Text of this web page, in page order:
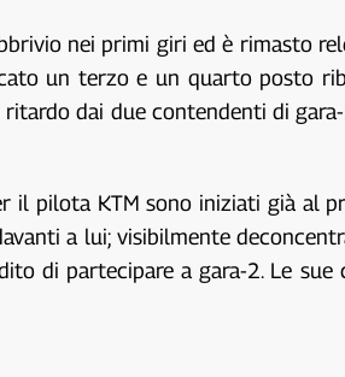
nei primi giri ed è rimasto
un terzo e un quarto posto
dai due contendenti di
il pilota KTM sono iniziati già al
a lui; visibilmente
di partecipare a gara-2. Le